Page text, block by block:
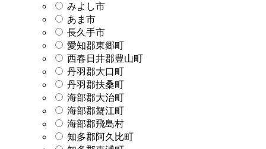
みよし市
あま市
長久手市
愛知郡東郷町
西春日井郡豊山町
丹羽郡大口町
丹羽郡扶桑町
海部郡大治町
海部郡蟹江町
海部郡飛島村
知多郡阿久比町